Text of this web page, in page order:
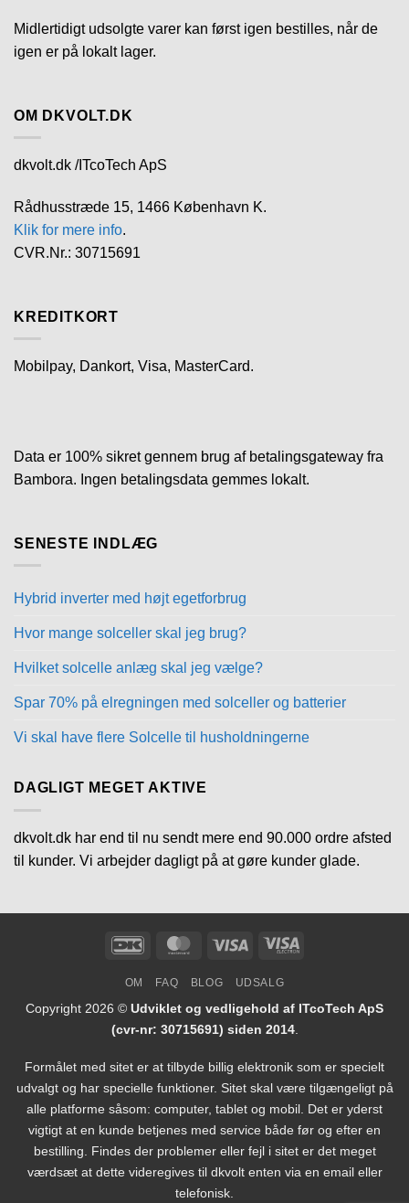
Midlertidigt udsolgte varer kan først igen bestilles, når de
igen er på lokalt lager.
OM DKVOLT.DK
dkvolt.dk /ITcoTech ApS
Rådhusstræde 15, 1466 København K.
Klik for mere info.
CVR.Nr.: 30715691
KREDITKORT
Mobilpay, Dankort, Visa, MasterCard.
Data er 100% sikret gennem brug af betalingsgateway fra
Bambora. Ingen betalingsdata gemmes lokalt.
SENESTE INDLÆG
Hybrid inverter med højt egetforbrug
Hvor mange solceller skal jeg brug?
Hvilket solcelle anlæg skal jeg vælge?
Spar 70% på elregningen med solceller og batterier
Vi skal have flere Solcelle til husholdningerne
DAGLIGT MEGET AKTIVE
dkvolt.dk har end til nu sendt mere end 90.000 ordre afsted
til kunder. Vi arbejder dagligt på at gøre kunder glade.
DanKort MasterCardVisa
Visa
OM FAQ BLOG UDSALG
Copyright 2026 © Udviklet og vedligehold af ITcoTech ApS
(cvr-nr: 30715691) siden 2014.
Formålet med sitet er at tilbyde billig elektronik som er specielt
udvalgt og har specielle funktioner. Sitet skal være tilgængeligt på
alle platforme såsom: computer, tablet og mobil. Det er yderst
vigtigt at en kunde betjenes med service både før og efter en
bestilling. Findes der problemer eller fejl i sitet er det meget
værdsæt at dette videregives til dkvolt enten via en email eller
telefonisk.